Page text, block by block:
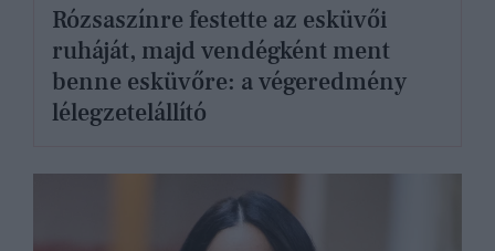
Rózsaszínre festette az esküvői
ruháját, majd vendégként ment
benne esküvőre: a végeredmény
lélegzetelállító